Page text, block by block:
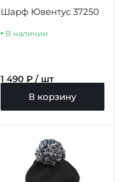
Шарф Ювентус 37250
В наличии
1 490 ₽ / шт
В корзину